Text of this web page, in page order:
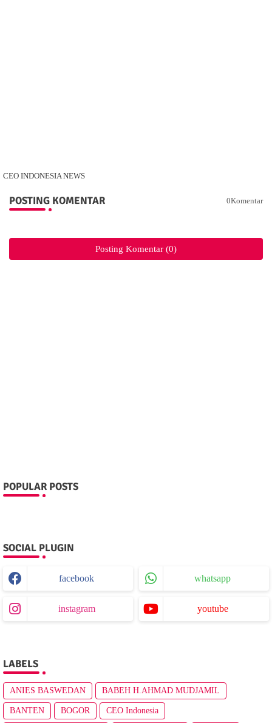
CEO INDONESIA NEWS
POSTING KOMENTAR 0Komentar
Posting Komentar (0)
POPULAR POSTS
SOCIAL PLUGIN
facebook whatsapp
instagram youtube
LABELS
ANIES BASWEDAN BABEH H.AHMAD MUDJAMIL
BANTEN BOGOR CEO Indonesia